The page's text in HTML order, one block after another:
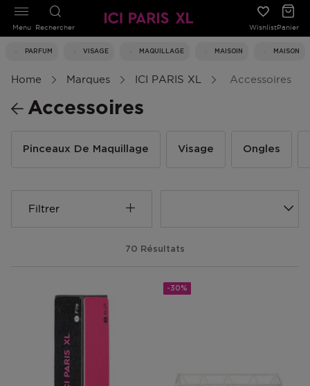
Rechercher WishlistPanier
PARFUM VISAGE MAQUILLAGE MAISOIN MAISON
Menu
Home Marques ICI PARIS XL Accessoires
Accessoires
Pinceaux De Maquillage Visage Ongles
Filtrer
70 Résultats
-30%